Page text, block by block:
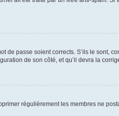
passe soient corrects. S’ils le sont,
de son côté, et qu’il devra la
régulièrement les membres ne